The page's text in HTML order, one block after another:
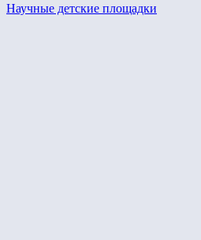
Научные детские площадки